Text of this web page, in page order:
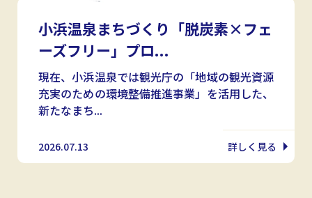
小浜温泉まちづくり「脱炭素×フェ
ーズフリー」プロ...
現在、小浜温泉では観光庁の「地域の観光資源
充実のための環境整備推進事業」を活用した、
新たなまち...
2026.07.13 詳しく見る